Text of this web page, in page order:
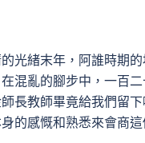
光緒末年，阿誰時期
混亂的腳步中，一百
長教師畢竟給我們留
的感慨和熟悉來會商這